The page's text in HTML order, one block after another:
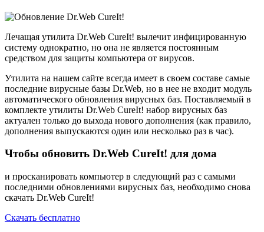
Лечащая утилита Dr.Web CureIt! вылечит инфицированную
систему однократно, но она не является постоянным
средством для защиты компьютера от вирусов.
Утилита на нашем сайте всегда имеет в своем составе самые
последние вирусные базы Dr.Web, но в нее не входит модуль
автоматического обновления вирусных баз. Поставляемый в
комплекте утилиты Dr.Web CureIt! набор вирусных баз
актуален только до выхода нового дополнения (как правило,
дополнения выпускаются один или несколько раз в час).
Чтобы обновить Dr.Web CureIt! для дома
и просканировать компьютер в следующий раз с самыми
последними обновлениями вирусных баз, необходимо снова
скачать Dr.Web CureIt!
Скачать бесплатно